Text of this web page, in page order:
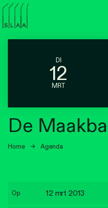
DI
12
MRT
De
Home → Agenda
Op 12 mrt 2013
Agenda
Luisteren
Nieuwsbrief